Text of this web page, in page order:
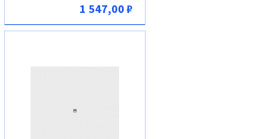
В корзину
1 547,00 ₽